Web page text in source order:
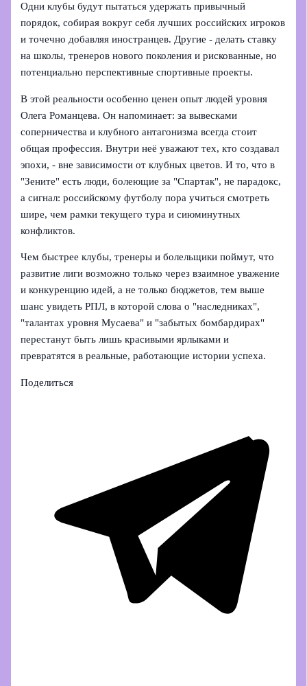
Одни клубы будут пытаться удержать привычный
порядок, собирая вокруг себя лучших российских игроков
и точечно добавляя иностранцев. Другие - делать ставку
на школы, тренеров нового поколения и рискованные, но
потенциально перспективные спортивные проекты.
В этой реальности особенно ценен опыт людей уровня
Олега Романцева. Он напоминает: за вывесками
соперничества и клубного антагонизма всегда стоит
общая профессия. Внутри неё уважают тех, кто создавал
эпохи, - вне зависимости от клубных цветов. И то, что в
"Зените" есть люди, болеющие за "Спартак", не парадокс,
а сигнал: российскому футболу пора учиться смотреть
шире, чем рамки текущего тура и сиюминутных
конфликтов.
Чем быстрее клубы, тренеры и болельщики поймут, что
развитие лиги возможно только через взаимное уважение
и конкуренцию идей, а не только бюджетов, тем выше
шанс увидеть РПЛ, в которой слова о "наследниках",
"талантах уровня Мусаева" и "забытых бомбардирах"
перестанут быть лишь красивыми ярлыками и
превратятся в реальные, работающие истории успеха.
Поделиться